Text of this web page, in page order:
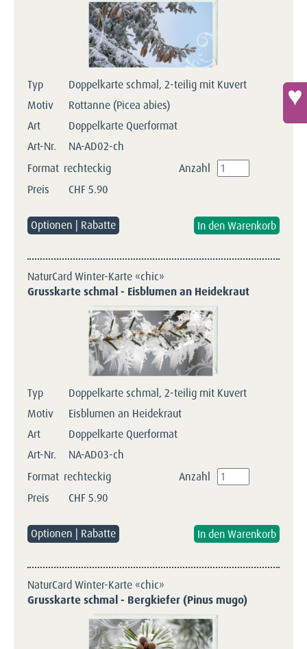
Typ
Doppelkarte schmal, 2-teilig mit Kuvert
Motiv
Rottanne (Picea abies)
Art
Doppelkarte Querformat
Art-Nr.
NA-AD02-ch
Format rechteckig
Anzahl
Preis
CHF5.90
Optionen | Rabatte
NaturCard Winter-Karte «chic»
Grusskarte schmal - Eisblumen an Heidekraut
Typ
Doppelkarte schmal, 2-teilig mit Kuvert
Motiv
Eisblumen an Heidekraut
Art
Doppelkarte Querformat
Art-Nr.
NA-AD03-ch
Format rechteckig
Anzahl
Preis
CHF5.90
Optionen | Rabatte
NaturCard Winter-Karte «chic»
Grusskarte schmal - Bergkiefer (Pinus mugo)